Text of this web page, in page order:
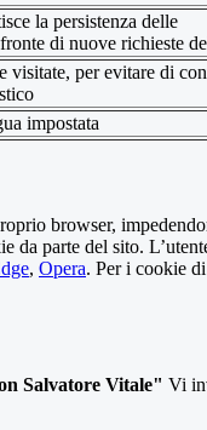
la persistenza delle
di nuove richieste
visitate, per evitare di
impostata
browser,
da parte del sito.
, Opera. Per i cookie
Salvatore Vitale" Vi